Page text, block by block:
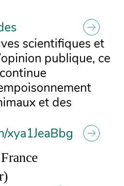
scientifiques et
publique, ce
et des
xya1JeaBbg